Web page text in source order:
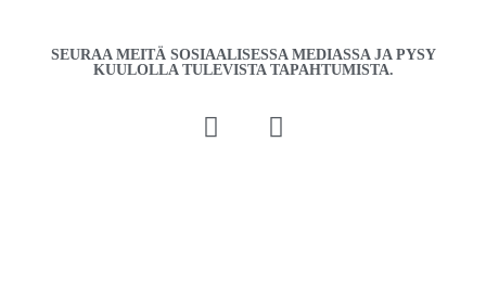
SEURAA MEITÄ SOSIAALISESSA MEDIASSA JA PYSY
KUULOLLA TULEVISTA TAPAHTUMISTA.